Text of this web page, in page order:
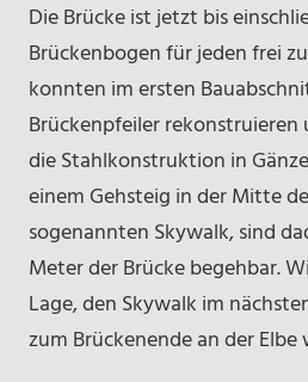
Die Brücke ist jetzt bis
Brückenbogen für jeden frei
konnten im ersten
Brückenpfeiler rekonstruieren
die Stahlkonstruktion in
einem Gehsteig in der Mitte
sogenannten Skywalk, sind
Meter der Brücke begehbar.
Lage, den Skywalk im
zum Brückenende an der